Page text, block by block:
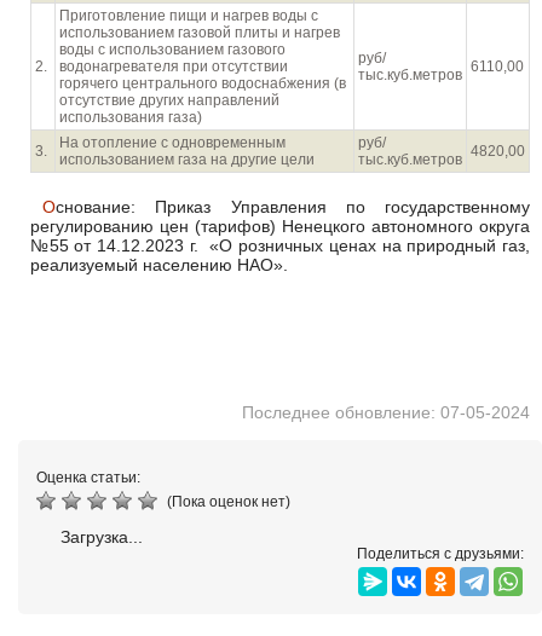
2.
Приготовление пищи и нагрев воды с
использованием газовой плиты и нагрев
воды с использованием газового
водонагревателя при отсутствии
горячего центрального водоснабжения (в
отсутствие других направлений
использования газа)
руб/
тыс.куб.метров 6110,00
3.
На отопление с одновременным
использованием газа на другие цели
руб/
тыс.куб.метров 4820,00
Основание: Приказ Управления по государственному
регулированию цен (тарифов) Ненецкого автономного округа
№55 от 14.12.2023 г. «О розничных ценах на природный газ,
реализуемый населению НАО».
Последнее обновление: 07-05-2024
Оценка статьи:
(Пока оценок нет)
Загрузка...
Поделиться с друзьями: